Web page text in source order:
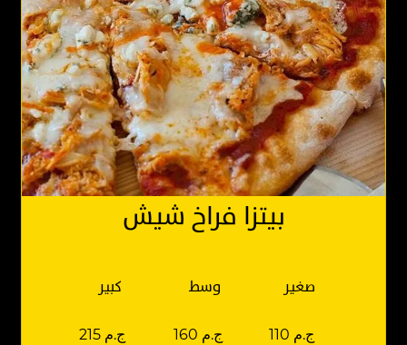
بيتزا فراخ شيش
صغير
110 ج.م
وسط
160 ج.م
كبير
215 ج.م